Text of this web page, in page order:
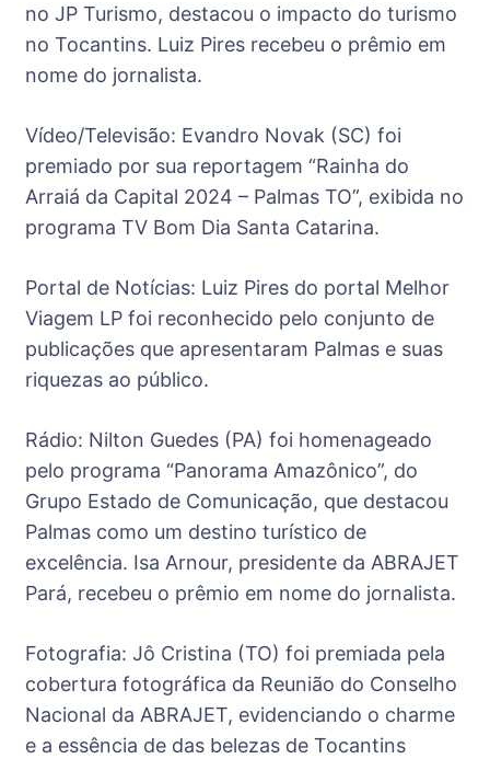
no JP Turismo, destacou o impacto do turismo
no Tocantins. Luiz Pires recebeu o prêmio em
nome do jornalista.
Vídeo/Televisão: Evandro Novak (SC) foi
premiado por sua reportagem “Rainha do
Arraiá da Capital 2024 – Palmas TO”, exibida no
programa TV Bom Dia Santa Catarina.
Portal de Notícias: Luiz Pires do portal Melhor
Viagem LP foi reconhecido pelo conjunto de
publicações que apresentaram Palmas e suas
riquezas ao público.
Rádio: Nilton Guedes (PA) foi homenageado
pelo programa “Panorama Amazônico”, do
Grupo Estado de Comunicação, que destacou
Palmas como um destino turístico de
excelência. Isa Arnour, presidente da ABRAJET
Pará, recebeu o prêmio em nome do jornalista.
Fotografia: Jô Cristina (TO) foi premiada pela
cobertura fotográfica da Reunião do Conselho
Nacional da ABRAJET, evidenciando o charme
e a essência de das belezas de Tocantins